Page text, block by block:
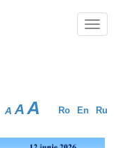
Ro En Ru
A A A